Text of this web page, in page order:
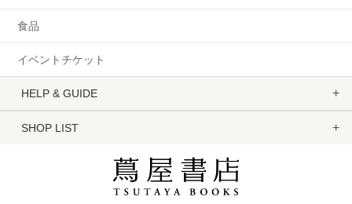
食品
イベントチケット
HELP & GUIDE
SHOP LIST